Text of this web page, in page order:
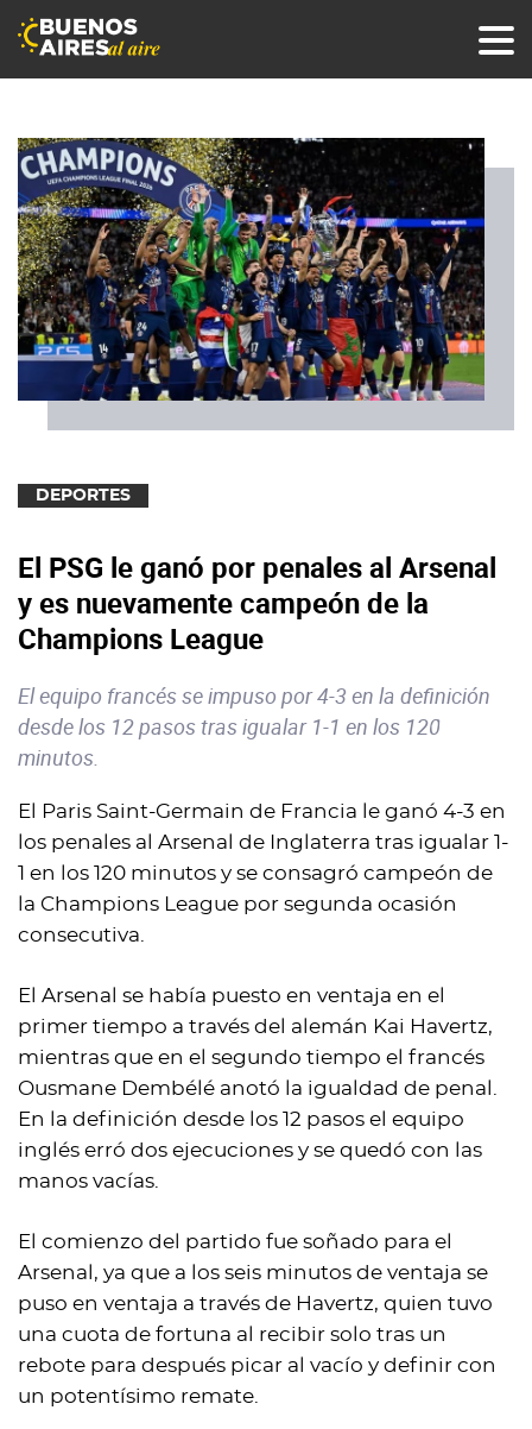
DEPORTES
El PSG le ganó por penales al Arsenal
y es nuevamente campeón de la
Champions League
El equipo francés se impuso por 4-3 en la definición
desde los 12 pasos tras igualar 1-1 en los 120
minutos.
El Paris Saint-Germain de Francia le ganó 4-3 en
los penales al Arsenal de Inglaterra tras igualar 1-
1 en los 120 minutos y se consagró campeón de
la Champions League por segunda ocasión
consecutiva.
El Arsenal se había puesto en ventaja en el
primer tiempo a través del alemán Kai Havertz,
mientras que en el segundo tiempo el francés
Ousmane Dembélé anotó la igualdad de penal.
En la definición desde los 12 pasos el equipo
inglés erró dos ejecuciones y se quedó con las
manos vacías.
El comienzo del partido fue soñado para el
Arsenal, ya que a los seis minutos de ventaja se
puso en ventaja a través de Havertz, quien tuvo
una cuota de fortuna al recibir solo tras un
rebote para después picar al vacío y definir con
un potentísimo remate.